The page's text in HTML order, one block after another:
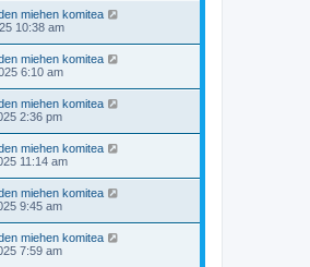
miehen komitea
10:38 am
miehen komitea
6:10 am
miehen komitea
2:36 pm
miehen komitea
11:14 am
miehen komitea
9:45 am
miehen komitea
7:59 am